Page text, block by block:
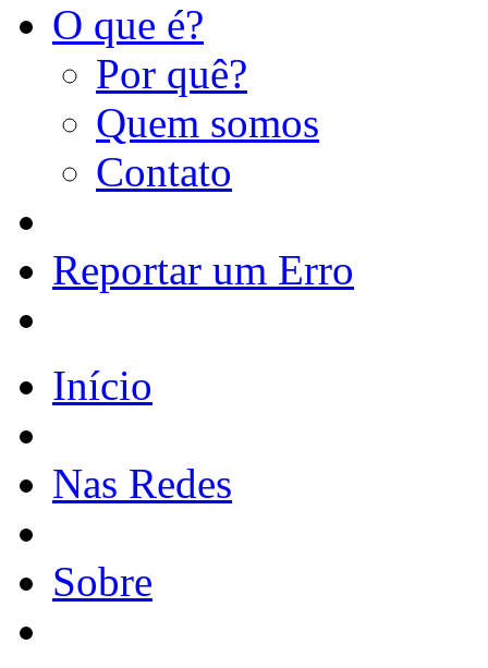
O que é?
Por quê?
Quem somos
Contato
Reportar um Erro
Início
Nas Redes
Sobre